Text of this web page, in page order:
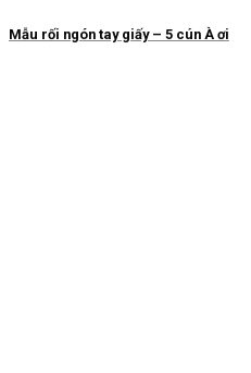
Mẫu rối ngón tay giấy – 5 cún À ơi